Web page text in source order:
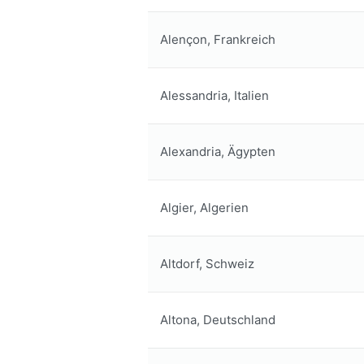
Alençon, Frankreich
Alessandria, Italien
Alexandria, Ägypten
Algier, Algerien
Altdorf, Schweiz
Altona, Deutschland